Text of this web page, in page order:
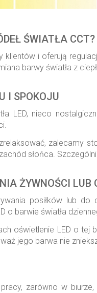
ŚWIATŁA CCT?
klientów i oferują
barwy światła z
I SPOKOJU
LED, nieco
zalecamy
słońca.
ŻYWNOŚCI LUB
posiłków lub do
o barwie światła
oświetlenie LED o
jego barwa nie
zarówno w